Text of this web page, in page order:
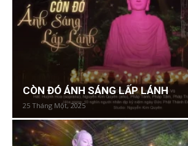
CÒN ĐÓ ÁNH SÁNG LẤP LÁNH
25 Tháng Một, 2025